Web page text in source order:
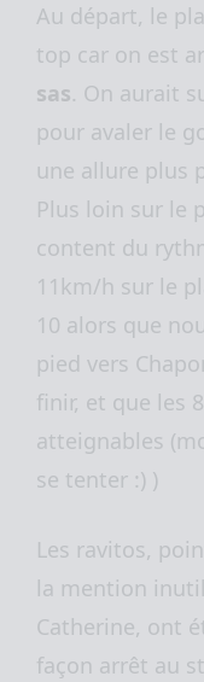
Au départ, le
top car on est
sas. On aurait
pour avaler le
une allure plus
Plus loin sur le
content du
11km/h sur le
10 alors que
pied vers
finir, et que les
atteignables
se tenter :) )
Les ravitos,
la mention
Catherine, ont
façon arrêt au